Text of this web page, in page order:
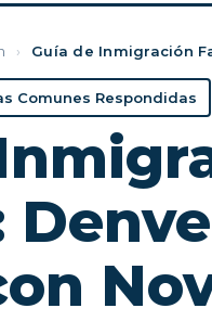
› Guía de Inmigración
Comunes Respondidas